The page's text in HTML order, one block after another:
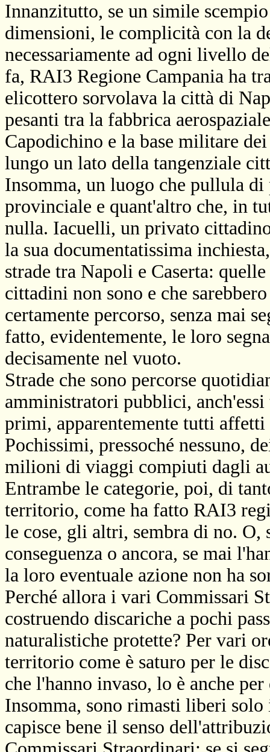
Innanzitutto, se un simile
dimensioni, le complicità con la
necessariamente ad ogni livello
fa, RAI3 Regione Campania ha
elicottero sorvolava la città di
pesanti tra la fabbrica
Capodichino e la base militare
lungo un lato della tangenziale
Insomma, un luogo che pullula
provinciale e quant'altro che, in
nulla. Iacuelli, un privato
la sua documentatissima
strade tra Napoli e Caserta:
cittadini non sono e che
certamente percorso, senza mai
fatto, evidentemente, le loro
decisamente nel vuoto.
Strade che sono percorse
amministratori pubblici,
primi, apparentemente tutti
Pochissimi, pressoché nessuno,
milioni di viaggi compiuti dagli
Entrambe le categorie, poi, di
territorio, come ha fatto RAI3
le cose, gli altri, sembra di no. O,
conseguenza o ancora, se mai
la loro eventuale azione non ha
Perché allora i vari Commissari
costruendo discariche a pochi
naturalistiche protette? Per vari
territorio come è saturo per le
che l'hanno invaso, lo è anche
Insomma, sono rimasti liberi
capisce bene il senso